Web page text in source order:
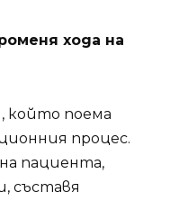
хода на
който поема
процес.
пациента,
съставя